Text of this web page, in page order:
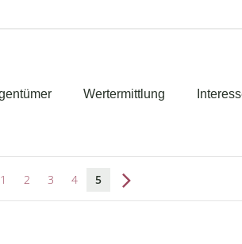
Wertermittlung
1 2 3 4 5